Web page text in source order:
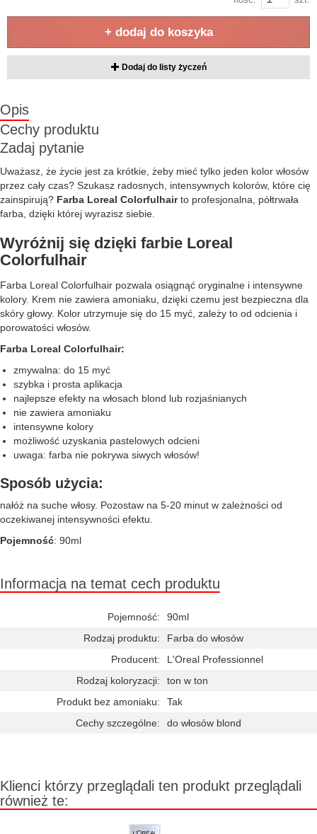
+ dodaj do koszyka
Dodaj do listy życzeń
Opis
Cechy produktu
Zadaj pytanie
Uważasz, że życie jest za krótkie, żeby mieć tylko jeden kolor włosów
przez cały czas? Szukasz radosnych, intensywnych kolorów, które cię
zainspirują? Farba Loreal Colorfulhairto profesjonalna, półtrwała
farba, dzięki której wyrazisz siebie.
Wyróżnij się dzięki farbie Loreal
Colorfulhair
Farba Loreal Colorfulhair pozwala osiągnąć oryginalne i intensywne
kolory. Krem nie zawiera amoniaku, dzięki czemu jest bezpieczna dla
skóry głowy. Kolor utrzymuje się do 15 myć, zależy to od odcienia i
porowatości włosów.
Farba Loreal Colorfulhair:
zmywalna: do 15 myć
szybka i prosta aplikacja
najlepsze efekty na włosach blond lub rozjaśnianych
nie zawiera amoniaku
intensywne kolory
możliwość uzyskania pastelowych odcieni
uwaga: farba nie pokrywa siwych włosów!
Sposób użycia:
nałóż na suche włosy. Pozostaw na 5-20 minut w zależności od
oczekiwanej intensywności efektu.
Pojemność: 90ml
Informacja na temat cech produktu
Pojemność:
90ml
Rodzaj produktu:
Farba do włosów
Producent:
L'Oreal Professionnel
Rodzaj koloryzacji:
ton w ton
Produkt bez amoniaku:
Tak
Cechy szczególne:
do włosów blond
Klienci którzy przeglądali ten produkt przeglądali
również te: